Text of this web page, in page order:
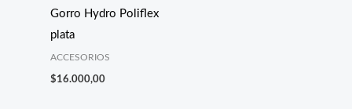
Gorro Hydro Poliflex
plata
ACCESORIOS
$16.000,00